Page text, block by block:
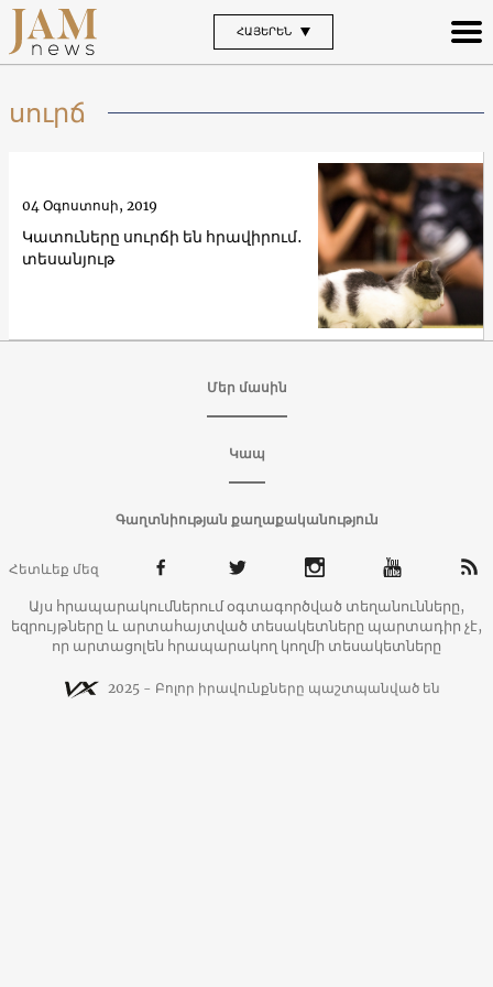
ՀԱՅԵՐԵՆ
սուրճ
Կատուները սուրճի են հրավիրում․
տեսանյութ
04 Օգոստոսի, 2019
Մեր մասին
Կապ
Գաղտնիության քաղաքականություն
Հետևեք մեզ
Այս հրապարակումներում օգտագործված տեղանունները,
եզրույթները և արտահայտված տեսակետները պարտադիր չէ,
որ արտացոլեն հրապարակող կողմի տեսակետները
2025 - Բոլոր իրավունքները պաշտպանված են